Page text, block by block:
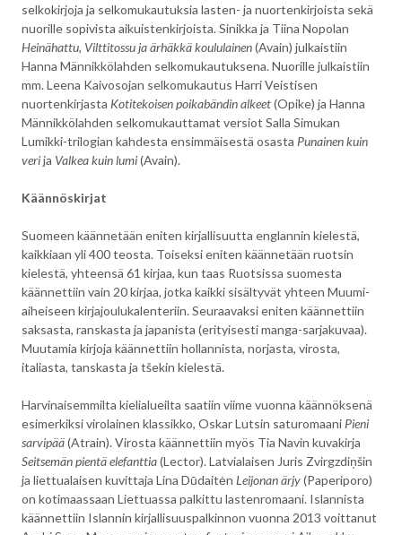
selkokirjoja ja selkomukautuksia lasten- ja nuortenkirjoista sekä
nuorille sopivista aikuistenkirjoista. Sinikka ja Tiina Nopolan
Heinähattu, Vilttitossu ja ärhäkkä koululainen(Avain) julkaistiin
Hanna Männikkölahden selkomukautuksena. Nuorille julkaistiin
mm. Leena Kaivosojan selkomukautus Harri Veistisen
nuortenkirjasta Kotitekoisen poikabändin alkeet(Opike) ja Hanna
Männikkölahden selkomukauttamat versiot Salla Simukan
Lumikki-trilogian kahdesta ensimmäisestä osasta Punainen kuin
verija Valkea kuin lumi(Avain).
Käännöskirjat
Suomeen käännetään eniten kirjallisuutta englannin kielestä,
kaikkiaan yli 400 teosta. Toiseksi eniten käännetään ruotsin
kielestä, yhteensä 61 kirjaa, kun taas Ruotsissa suomesta
käännettiin vain 20 kirjaa, jotka kaikki sisältyvät yhteen Muumi-
aiheiseen kirjajoulukalenteriin. Seuraavaksi eniten käännettiin
saksasta, ranskasta ja japanista (erityisesti manga-sarjakuvaa).
Muutamia kirjoja käännettiin hollannista, norjasta, virosta,
italiasta, tanskasta ja tšekin kielestä.
Harvinaisemmilta kielialueilta saatiin viime vuonna käännöksenä
esimerkiksi virolainen klassikko, Oskar Lutsin saturomaani Pieni
sarvipää(Atrain). Virosta käännettiin myös Tia Navin kuvakirja
Seitsemän pientä elefanttia(Lector). Latvialaisen Juris Zvirgzdiņšin
ja liettualaisen kuvittaja Lina Dūdaitėn Leijonan ärjy(Paperiporo)
on kotimaassaan Liettuassa palkittu lastenromaani. Islannista
käännettiin Islannin kirjallisuuspalkinnon vuonna 2013 voittanut